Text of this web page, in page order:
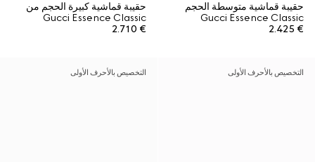
حقيبة قماشية متوسطة الحجم
Gucci Essence Classic
€ 2.425
حقيبة قماشية كبيرة الحجم من
Gucci Essence Classic
€ 2.710
التخصيص بالأحرف الأولى التخصيص بالأحرف الأولى